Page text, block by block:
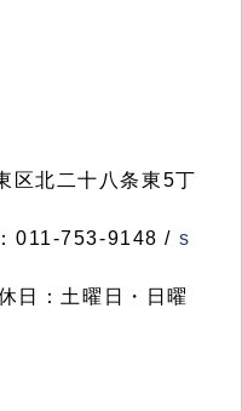
北二十八条東5丁
011-753-9148 / s
日：土曜日・日曜